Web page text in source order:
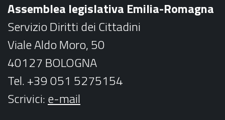
k
a
m
Assemblea legislativa Emilia-Romagna
Servizio Diritti dei Cittadini
Viale Aldo Moro, 50
40127 BOLOGNA
Tel. +39 051 5275154
Scrivici:e-mail